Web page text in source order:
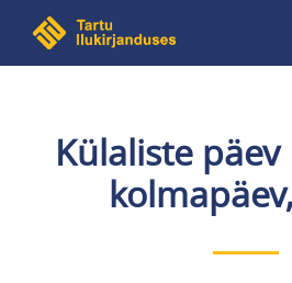
edasi
Külaliste päev